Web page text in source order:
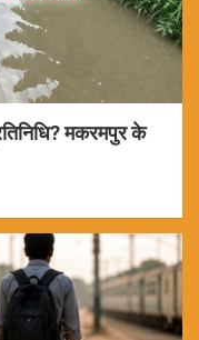
मकरमपुर के